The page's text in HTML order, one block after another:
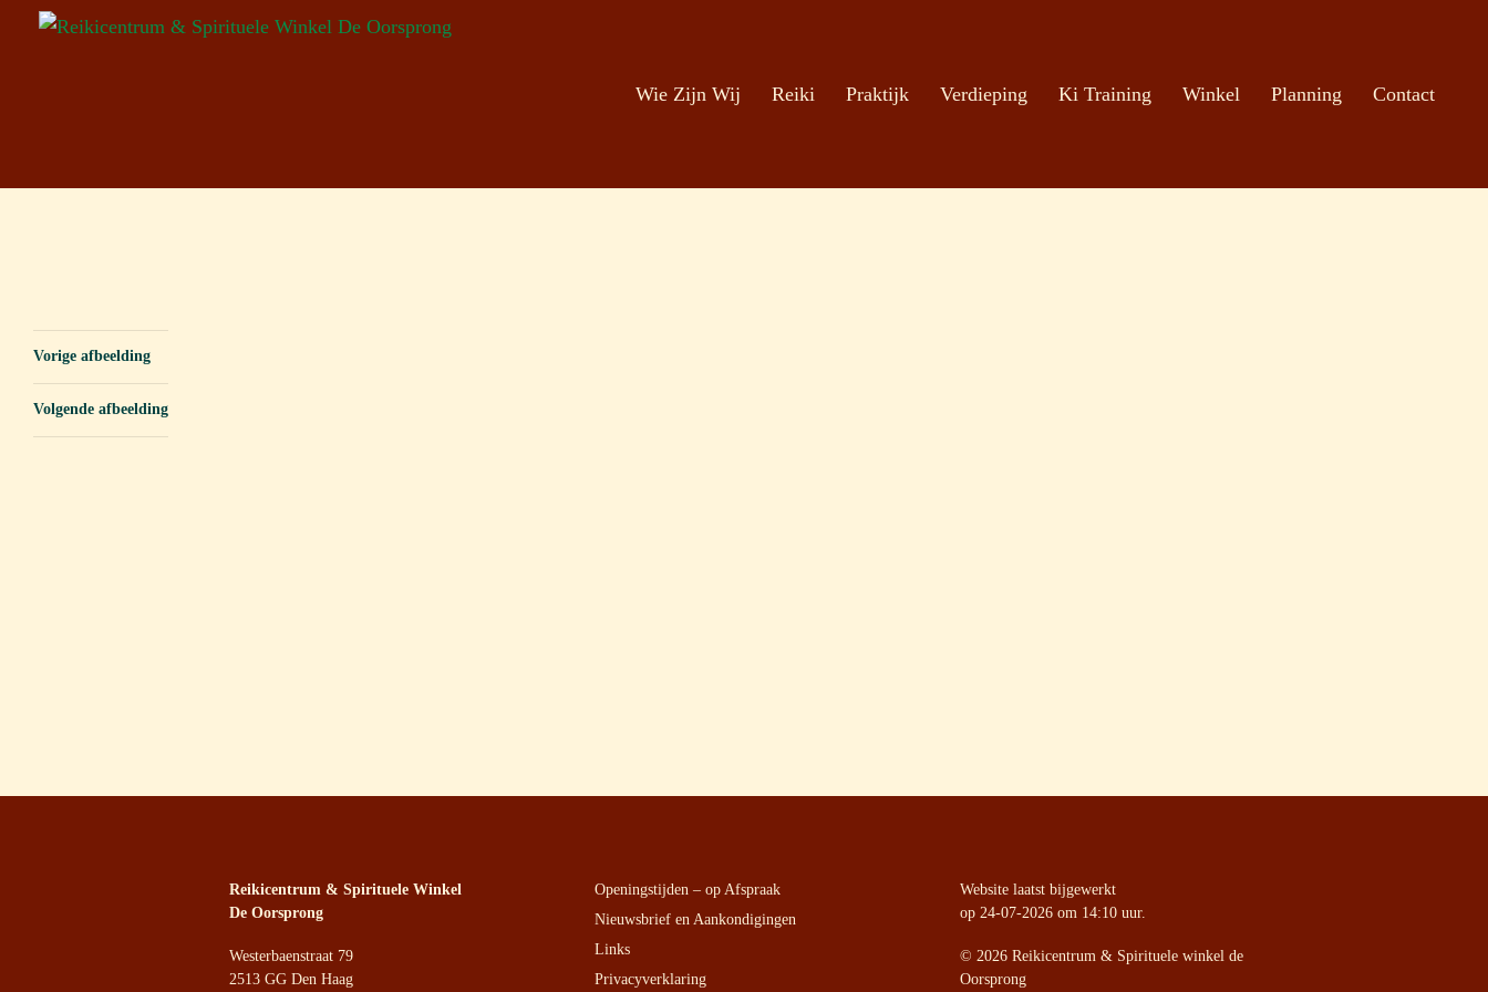
Ga naar de inhoud
Wie Zijn Wij Reiki Praktijk Verdieping Ki Training Winkel Planning Contact
Vorige afbeelding
Volgende afbeelding
Reikicentrum & Spirituele Winkel
De Oorsprong
Westerbaenstraat 79
2513 GG Den Haag
Openingstijden – op Afspraak
Nieuwsbrief en Aankondigingen
Links
Privacyverklaring
Website laatst bijgewerkt
op 24-07-2026 om 14:10 uur.
© 2026 Reikicentrum & Spirituele winkel de
Oorsprong